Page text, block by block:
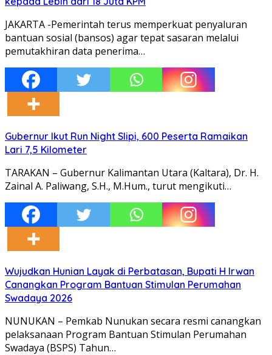
JAKARTA -Pemerintah terus memperkuat penyaluran
bantuan sosial (bansos) agar tepat sasaran melalui
pemutakhiran data penerima…
Gubernur Ikut Run Night Slipi, 600 Peserta Ramaikan
Lari 7,5 Kilometer
TARAKAN – Gubernur Kalimantan Utara (Kaltara), Dr. H.
Zainal A. Paliwang, S.H., M.Hum., turut mengikuti…
Wujudkan Hunian Layak di Perbatasan, Bupati H Irwan
Canangkan Program Bantuan Stimulan Perumahan
Swadaya 2026
NUNUKAN – Pemkab Nunukan secara resmi canangkan
pelaksanaan Program Bantuan Stimulan Perumahan
Swadaya (BSPS) Tahun…